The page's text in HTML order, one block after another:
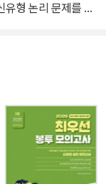
형 논리 문제를 풀
고 싶은 분들 [해
다. 1) 시험이 개편
낯선 논리 유형에
저히 분석하여 출제
하여 효율적인 학습